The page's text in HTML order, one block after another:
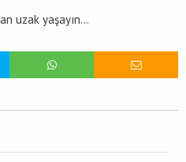
uzak yaşayın…